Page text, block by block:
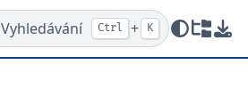
Vyhledávání Ctrl + K